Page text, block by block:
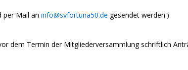
per Mail an info@svfortuna50.de gesendet werden.)
dem Termin der Mitgliederversammlung schriftlich